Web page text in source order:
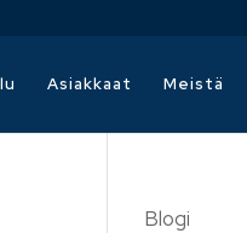
Asiakkaat Meistä
Blogi